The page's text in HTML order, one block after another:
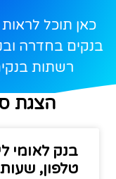
כאן תוכל
בנקים בחדרה
רשתות
הצגת
בנק לאומי
טלפון,